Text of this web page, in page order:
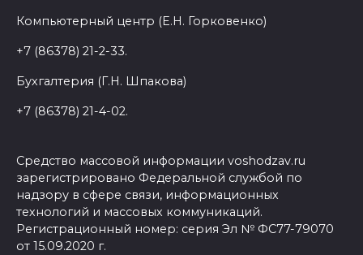
Компьютерный центр (Е.Н. Горковенко)
+7 (86378) 21-2-33.
Бухгалтерия (Г.Н. Шпакова)
+7 (86378) 21-4-02.
Средство массовой информации voshodzav.ru
зарегистрировано Федеральной службой по
надзору в сфере связи, информационных
технологий и массовых коммуникаций.
Регистрационный номер: серия Эл № ФС77-79070
от 15.09.2020 г.